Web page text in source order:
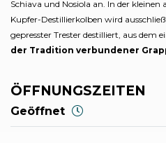
Schiava und Nosiola an. In der kleinen
Kupfer-Destillierkolben wird
gepresster Trester destilliert, aus dem
der Tradition verbundener
ÖFFNUNGSZEITEN
Geöffnet